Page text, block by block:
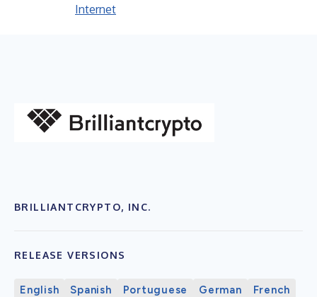
Internet
BRILLIANTCRYPTO, INC.
RELEASE VERSIONS
English Spanish Portuguese German
French